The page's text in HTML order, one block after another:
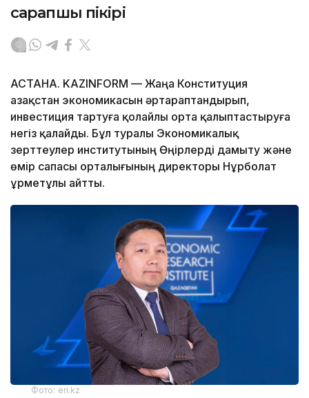
сарапшы пікірі
АСТАНА. KAZINFORM — Жаңа Конституция
Қазақстан экономикасын әртараптандырып,
инвестиция тартуға қолайлы орта қалыптастыруға
негіз қалайды. Бұл туралы Экономикалық
зерттеулер институтының Өңірлерді дамыту және
өмір сапасы орталығының директоры Нұрболат
Құрметұлы айтты.
Фото: eri.kz